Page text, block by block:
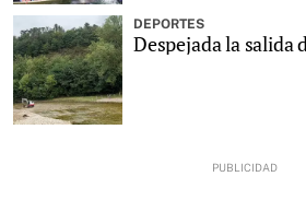
DEPORTES
Despejada la salida